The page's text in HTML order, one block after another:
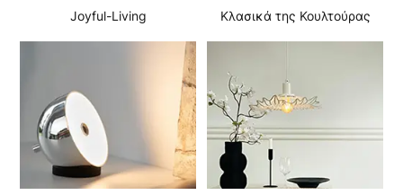
Joyful-Living Κλασικά της Κουλτούρας